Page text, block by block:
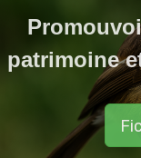
patrimoine